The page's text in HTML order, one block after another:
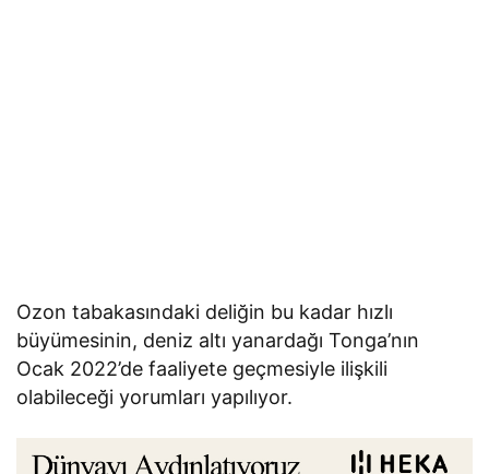
Ozon tabakasındaki deliğin bu kadar hızlı
büyümesinin, deniz altı yanardağı Tonga’nın
Ocak 2022’de faaliyete geçmesiyle ilişkili
olabileceği yorumları yapılıyor.